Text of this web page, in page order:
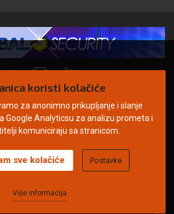
© Copyright 2026. | ARILEO
Politika privatnosti
Impressum
koristi kolačiće
za anonimno prikupljanje i slanje
Google Analyticsu za analizu prometa i
komuniciraju sa stranicom.
Više informacija
sve kolačiće Postavke